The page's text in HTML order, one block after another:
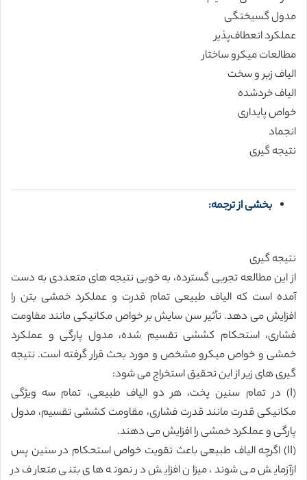
مدول گسیختگی
عملکرد انعطاف‌پذیر
مطالعات میکرو ساختار
الیاف زبر و سخت
الیاف خردشده
خواص پایداری
انجماد
نتیجه گیری
بخشی از ترجمه:
نتیجه گیری
از این مطالعه تجربی گسترده، به خوبی نتیجه های متعددی به دست
آمده است که الیاف طبیعی تمام قدرت و عملکرد خمشی بتن را
افزایش می دهد. تأثیر سن سایش بر خواص مکانیکی مانند مقاومت
فشاری، استحکام کششی تقسیم شده، مدول پارگی و عملکرد
خمشی و خواص میکرو مشخص و مورد بحث قرار گرفته است. نتیجه
گیری های زیر از این تحقیق استخراج می شود:
(I) در تمام سنین پخت، هر دو الیاف طبیعی، تمام سه ویژگی
مکانیکی قدرت مانند قدرت فشاری، مقاومت کششی تقسیم، مدول
پارگی و عملکرد خمشی را افزایش می دهند.
(II) اگرچه الیاف طبیعی باعث تقویت خواص استحکام در سنین پس
ازآزمایش می شوند، میزان افزایش در نمونه های بتنی متعارف در